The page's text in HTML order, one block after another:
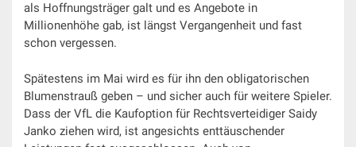
als Hoffnungsträger galt und es Angebote in
Millionenhöhe gab, ist längst Vergangenheit und fast
schon vergessen.
Spätestens im Mai wird es für ihn den obligatorischen
Blumenstrauß geben – und sicher auch für weitere Spieler.
Dass der VfL die Kaufoption für Rechtsverteidiger Saidy
Janko ziehen wird, ist angesichts enttäuschender